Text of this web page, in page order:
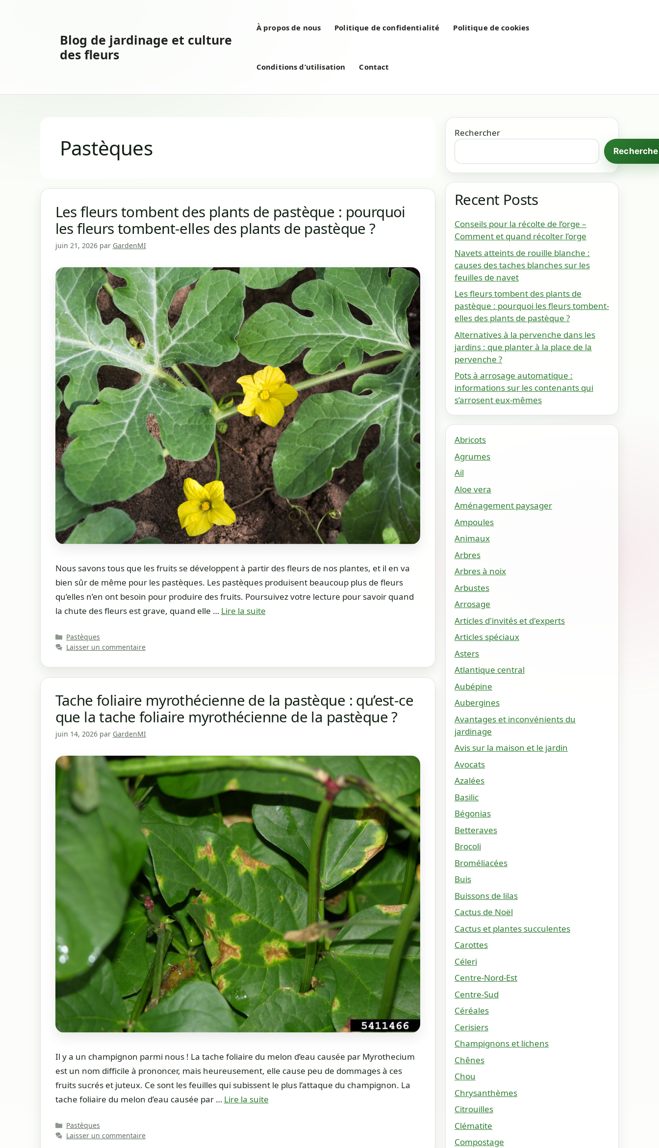
Blog de jardinage et culture
des fleurs
À propos de nous Politique de confidentialité Politique de cookies
Conditions d’utilisation Contact
Pastèques
Les fleurs tombent des plants de pastèque : pourquoi
les fleurs tombent-elles des plants de pastèque ?
juin 21, 2026 par GardenMI
Nous savons tous que les fruits se développent à partir des fleurs de nos plantes, et il en va
bien sûr de même pour les pastèques. Les pastèques produisent beaucoup plus de fleurs
qu’elles n’en ont besoin pour produire des fruits. Poursuivez votre lecture pour savoir quand
la chute des fleurs est grave, quand elle … Lire la suite
Catégories
Pastèques
Laisser un commentaire
Tache foliaire myrothécienne de la pastèque : qu’est-ce
que la tache foliaire myrothécienne de la pastèque ?
juin 14, 2026 par GardenMI
Il y a un champignon parmi nous ! La tache foliaire du melon d’eau causée par Myrothecium
est un nom difficile à prononcer, mais heureusement, elle cause peu de dommages à ces
fruits sucrés et juteux. Ce sont les feuilles qui subissent le plus l’attaque du champignon. La
tache foliaire du melon d’eau causée par … Lire la suite
Catégories
Pastèques
Laisser un commentaire
Rechercher
Recent Posts
Conseils pour la récolte de l’orge –
Comment et quand récolter l’orge
Navets atteints de rouille blanche :
causes des taches blanches sur les
feuilles de navet
Les fleurs tombent des plants de
pastèque : pourquoi les fleurs tombent-
elles des plants de pastèque ?
Alternatives à la pervenche dans les
jardins : que planter à la place de la
pervenche ?
Pots à arrosage automatique :
informations sur les contenants qui
s’arrosent eux-mêmes
Abricots
Agrumes
Ail
Aloe vera
Aménagement paysager
Ampoules
Animaux
Arbres
Arbres à noix
Arbustes
Arrosage
Articles d'invités et d'experts
Articles spéciaux
Asters
Atlantique central
Aubépine
Aubergines
Avantages et inconvénients du
jardinage
Avis sur la maison et le jardin
Avocats
Azalées
Basilic
Bégonias
Betteraves
Brocoli
Broméliacées
Buis
Buissons de lilas
Cactus de Noël
Cactus et plantes succulentes
Carottes
Céleri
Centre-Nord-Est
Centre-Sud
Céréales
Cerisiers
Champignons et lichens
Chênes
Chou
Chrysanthèmes
Citrouilles
Clématite
Compostage